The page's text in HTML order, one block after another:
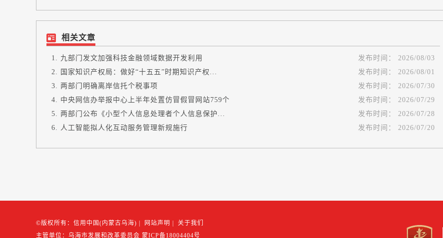
相关文章
九部门发文加强科技金融领域数据开发利用 发布时间：
2026/08/03
国家知识产权局：做好“十五五”时期知识产权...
发布时间：
2026/08/01
两部门明确离岸信托个税事项
发布时间：
2026/07/30
中央网信办举报中心上半年处置仿冒假冒网站759个
发布时间：
2026/07/29
两部门公布《小型个人信息处理者个人信息保护...
发布时间：
2026/07/28
人工智能拟人化互动服务管理新规施行
发布时间： 2026/07/20
©版权所有：信用中国(内蒙古乌海) 网站声明
关于我们
主管单位：乌海市发展和改革委员会 蒙ICP备18004404号